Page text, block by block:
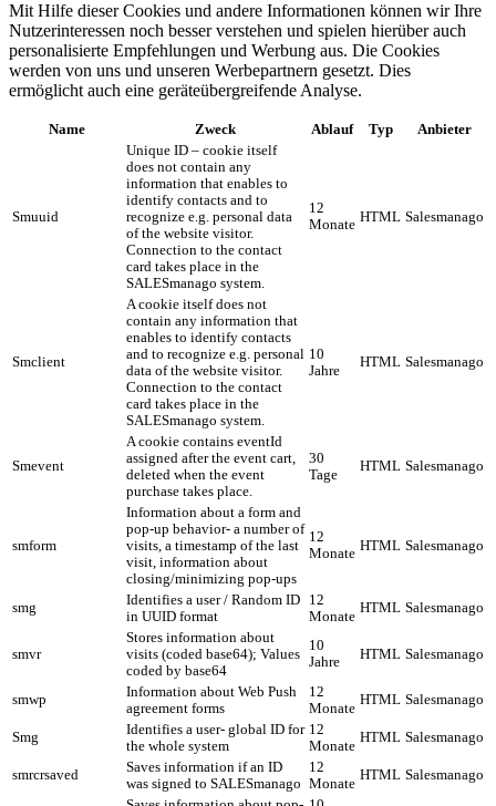
Mit Hilfe dieser Cookies und andere Informationen können wir Ihre
Nutzerinteressen noch besser verstehen und spielen hierüber auch
personalisierte Empfehlungen und Werbung aus. ​Die Cookies
werden von uns und unseren Werbepartnern gesetzt. Dies
ermöglicht auch eine geräteübergreifende Analyse.
Name Zweck Ablauf Typ Anbieter
Smuuid
Unique ID – cookie itself
does not contain any
information that enables to
identify contacts and to
recognize e.g. personal data
of the website visitor.
Connection to the contact
card takes place in the
SALESmanago system.
12
Monate HTML Salesmanago
Smclient
A cookie itself does not
contain any information that
enables to identify contacts
and to recognize e.g. personal
data of the website visitor.
Connection to the contact
card takes place in the
SALESmanago system.
10
Jahre
HTML Salesmanago
Smevent
A cookie contains eventId
assigned after the event cart,
deleted when the event
purchase takes place.
30
Tage
HTML Salesmanago
smform
Information about a form and
pop-up behavior- a number of
visits, a timestamp of the last
visit, information about
closing/minimizing pop-ups
12
Monate HTML Salesmanago
smg
Identifies a user / Random ID
in UUID format
12
Monate
HTML Salesmanago
smvr
Stores information about
visits (coded base64); Values
coded by base64
10
Jahre
HTML Salesmanago
smwp
Information about Web Push
agreement forms
12
Monate
HTML Salesmanago
Smg
Identifies a user- global ID for
the whole system
12
Monate
HTML Salesmanago
smrcrsaved
Saves information if an ID
was signed to SALESmanago
12
Monate
HTML Salesmanago